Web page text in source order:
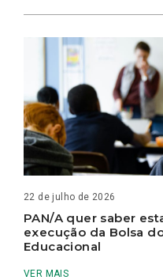
22 de julho de 2026
PAN/A quer saber
execução da Bolsa
Educacional
VER MAIS